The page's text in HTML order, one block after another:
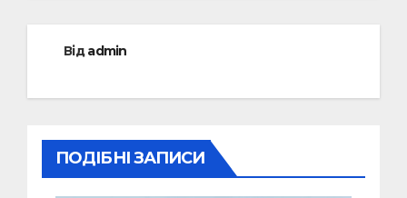
Відadmin
ПОДІБНІ ЗАПИСИ